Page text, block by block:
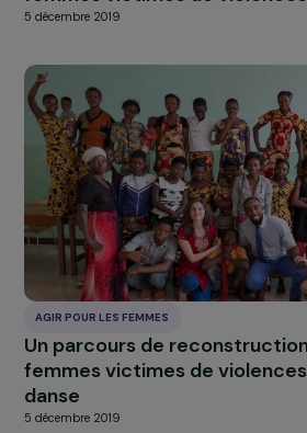
AGIR POUR LES FEMMES
Une plateforme pour
femmes victimes de
5 décembre 2019